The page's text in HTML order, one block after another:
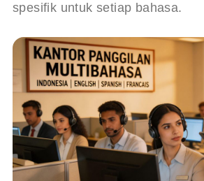
spesifik untuk setiap bahasa.